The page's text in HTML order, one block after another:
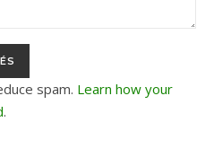
spam. Learn how your
.